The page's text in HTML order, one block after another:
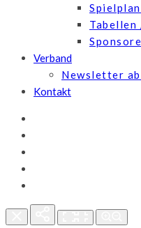
Tabellen
Verband
Newsletter
Kontakt